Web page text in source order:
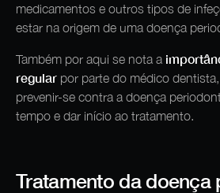
medicamentos e outros tipos de
estar na origem de uma doença
Também por aqui se nota a
regular por parte do médico
prevenir-se contra a doença
tempo e dar início ao tratamento.
Tratamento da doença